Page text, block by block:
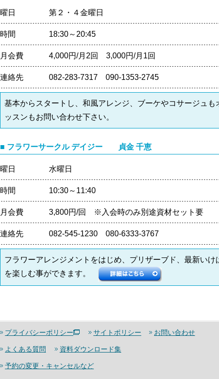
曜日 第２・４金曜日
時間 18:30～20:45
月会費 4,000円/月2回 3,000円/月1回
連絡先 082-283-7317 090-1353-2745
基本からスタートし、和風アレンジ、ブーケやコサージュ
ッスンもお問い合わせ下さい。
■ フラワーサークル デイジー 貞金 千恵
曜日 水曜日
時間 10:30～11:40
月会費 3,800円/回 ※入会時のみ別途資材セット要
連絡先 082-545-1230 080-6333-3767
フラワーアレンジメントをはじめ、プリザーブド、最新い
を楽しむ事ができます。
プライバシーポリシー サイトポリシー お問い合わせ
よくある質問 資料ダウンロード集
予約の変更・キャンセルなど